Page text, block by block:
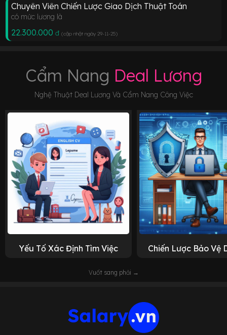
Chuyên Viên Chiến Lược Giao Dịch Thuật Toán
có mức lương là
22.300.000 đ (cập nhật ngày 29-11-25)
Cẩm Nang Deal Lương
Nghệ Thuật Deal Lương Và Cẩm Nang Công Việc
Yếu Tố Xác Định Tìm Việc Chiến Lược Bảo Vệ
Vuốt sang phải →